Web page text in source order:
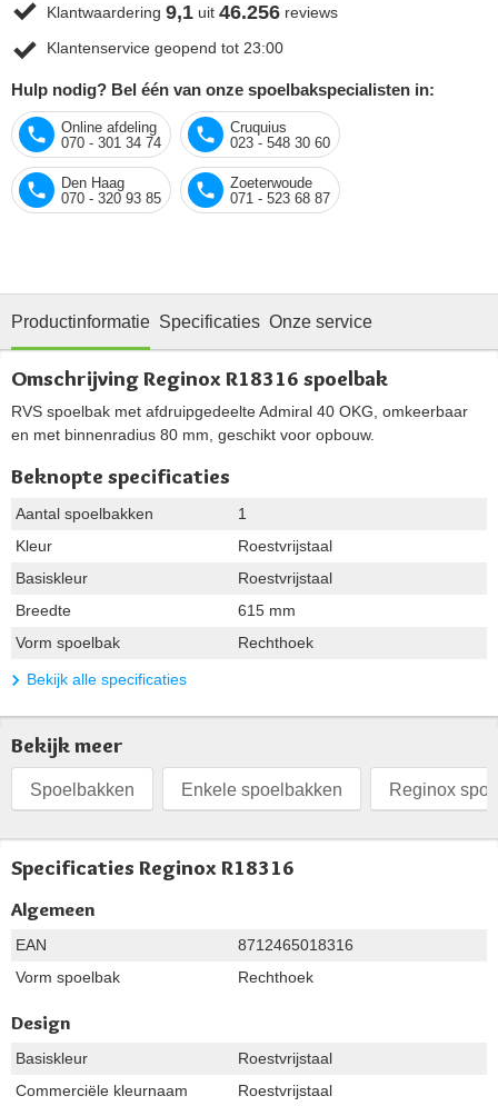
Klantwaardering 9,1 uit 46.256 reviews
Klantenservice geopend tot 23:00
Hulp nodig? Bel één van onze spoelbakspecialisten in:
Online afdeling
070 - 301 34 74
Cruquius
023 - 548 30 60
Den Haag
070 - 320 93 85
Zoeterwoude
071 - 523 68 87
Productinformatie Specificaties Onze service
Omschrijving Reginox R18316 spoelbak
RVS spoelbak met afdruipgedeelte Admiral 40 OKG, omkeerbaar
en met binnenradius 80 mm, geschikt voor opbouw.
Beknopte specificaties
Aantal spoelbakken
1
Kleur
Roestvrijstaal
Basiskleur
Roestvrijstaal
Breedte
615 mm
Vorm spoelbak
Rechthoek
Bekijk alle specificaties
Bekijk meer
Spoelbakken Enkele spoelbakken Reginox
Specificaties Reginox R18316
Algemeen
EAN
8712465018316
Vorm spoelbak
Rechthoek
Design
Basiskleur
Roestvrijstaal
Commerciële kleurnaam
Roestvrijstaal